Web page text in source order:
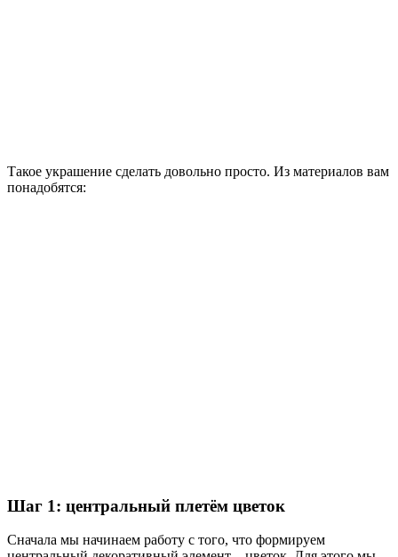
Такое украшение сделать довольно просто. Из материалов вам
понадобятся:
Шаг 1: центральный плетём цветок
Сначала мы начинаем работу с того, что формируем